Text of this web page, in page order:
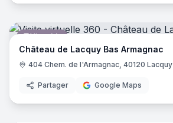
Vignoble
Château de Lacquy Bas Armagnac
404 Chem. de l'Armagnac, 40120 Lacquy
Partager Google Maps